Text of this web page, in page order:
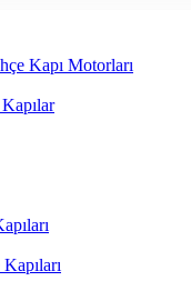
Kapı Motorları